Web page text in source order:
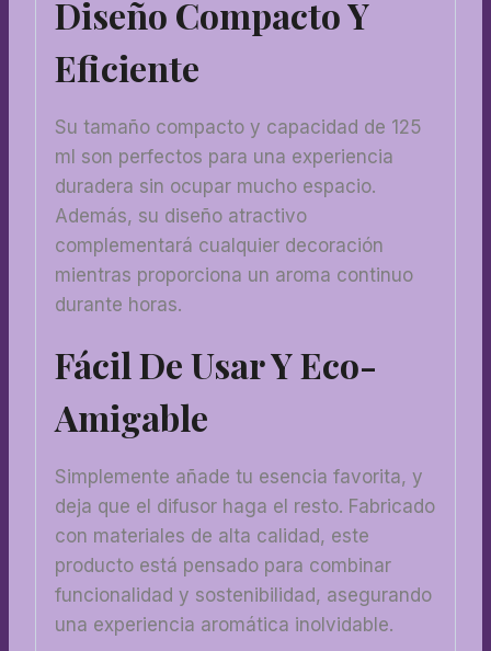
Diseño Compacto Y
Eficiente
Su tamaño compacto y capacidad de 125
ml son perfectos para una experiencia
duradera sin ocupar mucho espacio.
Además, su diseño atractivo
complementará cualquier decoración
mientras proporciona un aroma continuo
durante horas.
Fácil De Usar Y Eco-
Amigable
Simplemente añade tu esencia favorita, y
deja que el difusor haga el resto. Fabricado
con materiales de alta calidad, este
producto está pensado para combinar
funcionalidad y sostenibilidad, asegurando
una experiencia aromática inolvidable.